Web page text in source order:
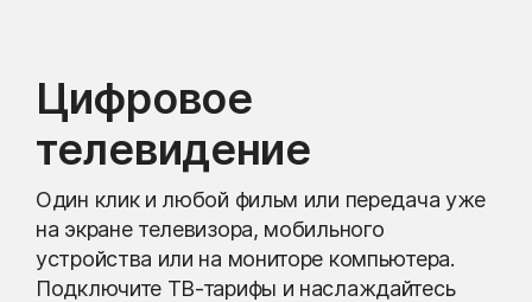
Цифровое
телевидение
Один клик и любой фильм или передача уже
на экране телевизора, мобильного
устройства или на мониторе компьютера.
Подключите ТВ-тарифы и наслаждайтесь